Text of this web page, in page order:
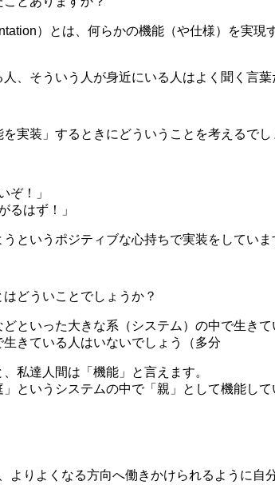
）とは、何らかの機能（や仕様）を実現
、そういう人が身近にいる人はよく聞く言葉
実装」するときにどういうことを考えるでし
ぞ！」
るはず！」
というポジティブな心持ちで実装をしていま
どういことでしょうか？
といった大きな系（システム）の中で生きて
きている人はいないでしょう（多分
私達人間は「機能」と言えます。
というシステムの中で「親」として機能して
よりよくなる方向へ働きかけられるように自